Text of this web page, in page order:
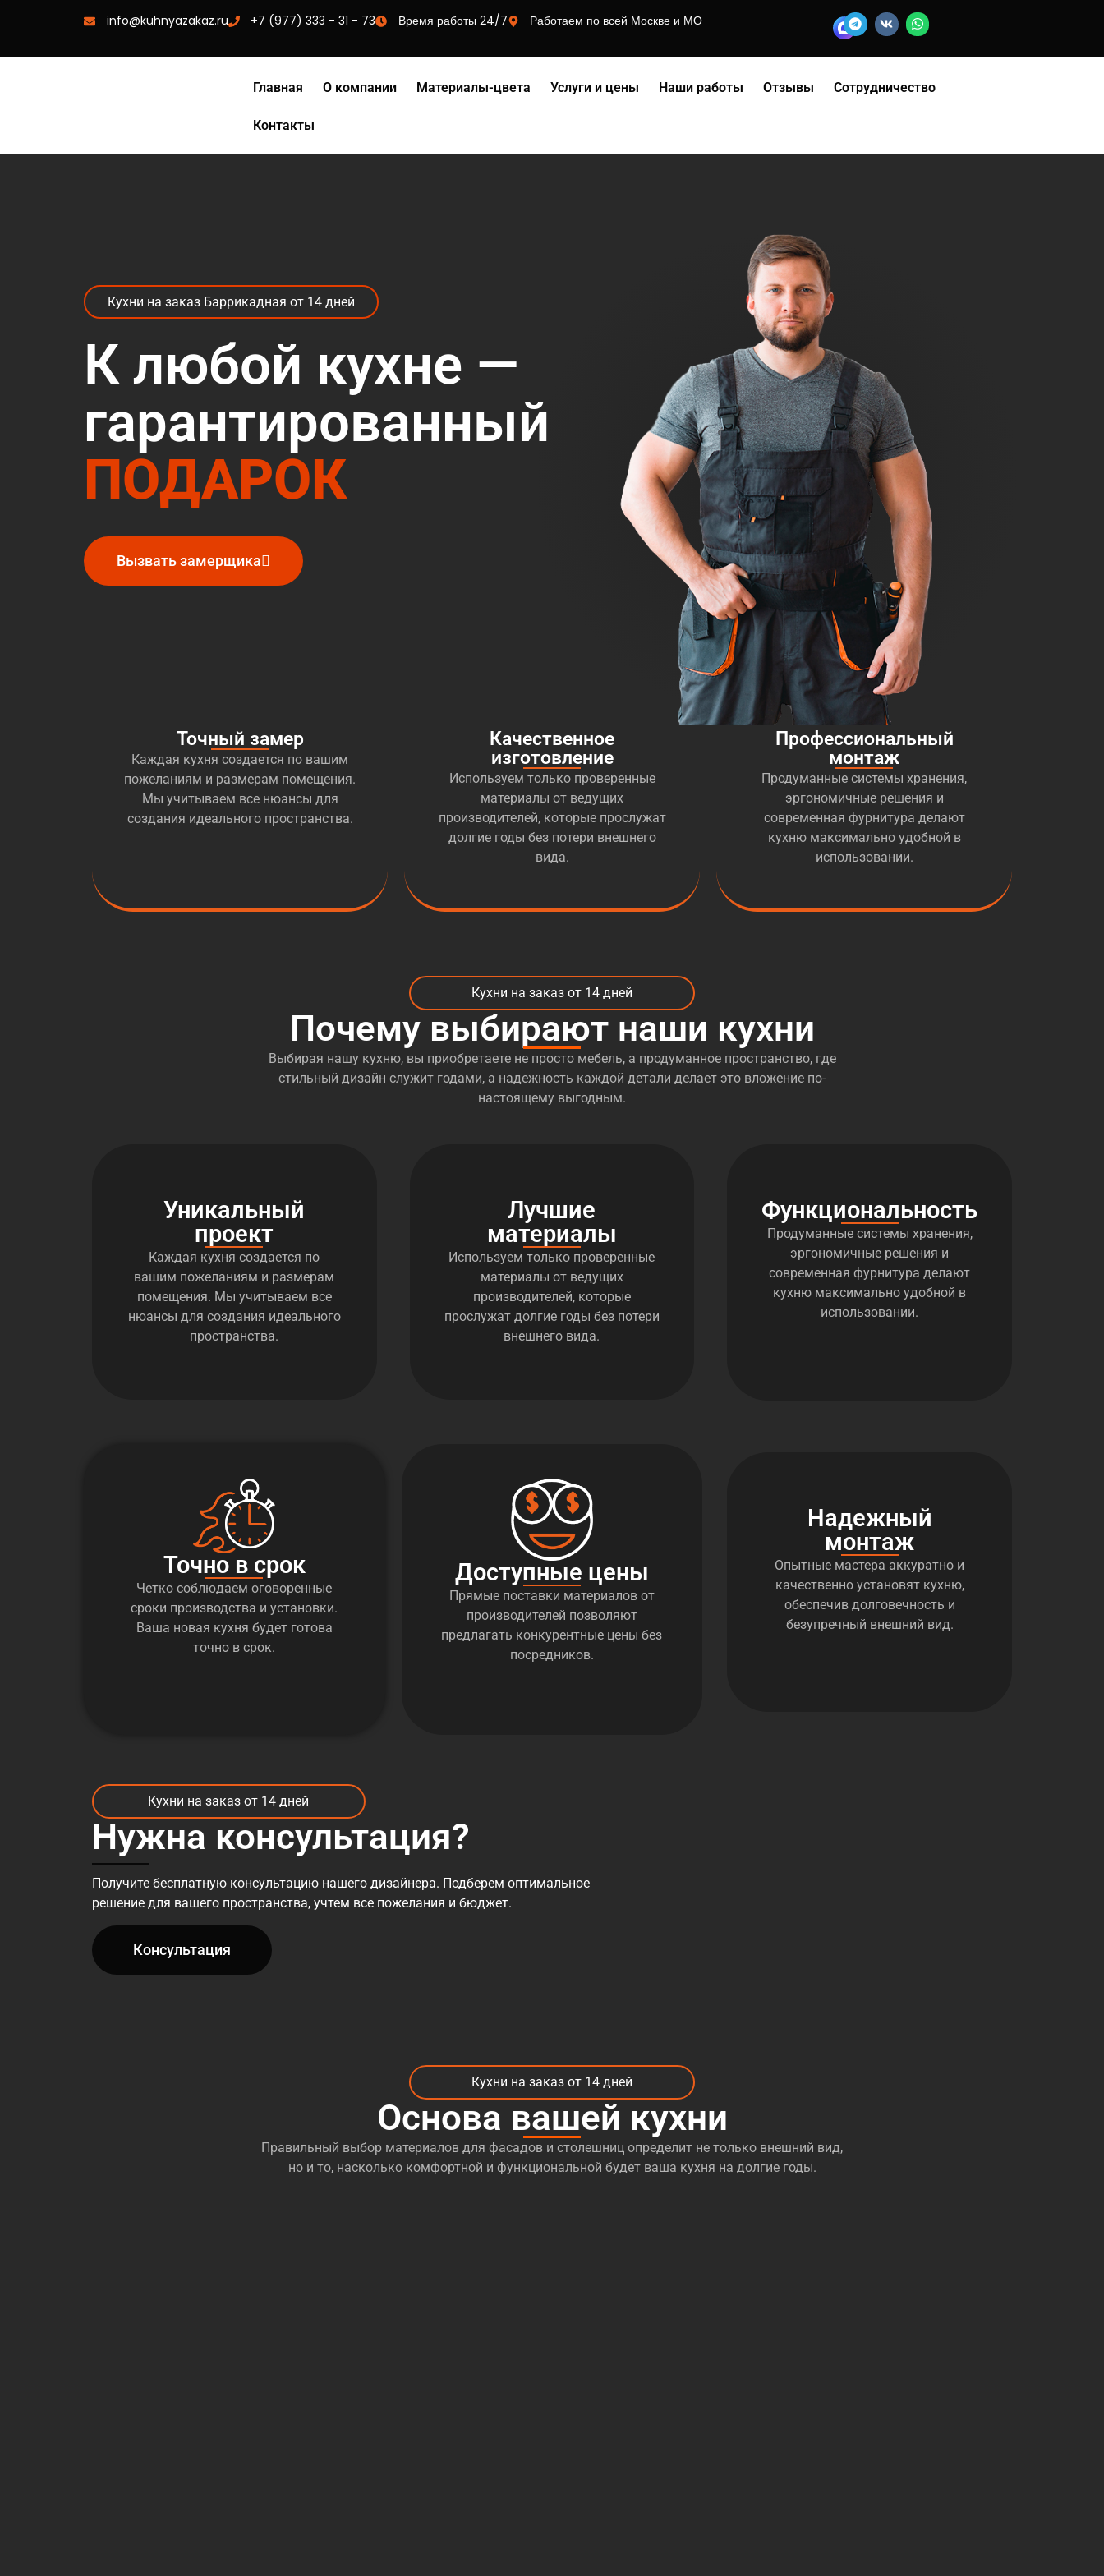
info@kuhnyazakaz.ru +7 (977) 333 - 31 - 73 Время работы 24/7 Работаем по всей Москве и МО
Главная О компании Материалы-цвета Услуги и цены Наши работы Отзывы Сотрудничество
Контакты
Кухни на заказ Баррикадная от 14 дней
К любой кухне —
гарантированный
ПОДАРОК
Вызвать замерщика
Точный замер
Каждая кухня создается по вашим
пожеланиям и размерам помещения.
Мы учитываем все нюансы для
создания идеального пространства.
Качественное
изготовление
Используем только проверенные
материалы от ведущих
производителей, которые прослужат
долгие годы без потери внешнего
вида.
Профессиональный
монтаж
Продуманные системы хранения,
эргономичные решения и
современная фурнитура делают
кухню максимально удобной в
использовании.
Кухни на заказ от 14 дней
Почему выбирают наши кухни
Выбирая нашу кухню, вы приобретаете не просто мебель, а продуманное пространство, где
стильный дизайн служит годами, а надежность каждой детали делает это вложение по-
настоящему выгодным.
Уникальный
проект
Каждая кухня создается по
вашим пожеланиям и размерам
помещения. Мы учитываем все
нюансы для создания идеального
пространства.
Лучшие
материалы
Используем только проверенные
материалы от ведущих
производителей, которые
прослужат долгие годы без потери
внешнего вида.
Функциональность
Продуманные системы хранения,
эргономичные решения и
современная фурнитура делают
кухню максимально удобной в
использовании.
Точно в срок
Четко соблюдаем оговоренные
сроки производства и установки.
Ваша новая кухня будет готова
точно в срок.
Доступные цены
Прямые поставки материалов от
производителей позволяют
предлагать конкурентные цены без
посредников.
Надежный
монтаж
Опытные мастера аккуратно и
качественно установят кухню,
обеспечив долговечность и
безупречный внешний вид.
Кухни на заказ от 14 дней
Нужна консультация?
Получите бесплатную консультацию нашего дизайнера. Подберем оптимальное
решение для вашего пространства, учтем все пожелания и бюджет.
Консультация
Кухни на заказ от 14 дней
Основа вашей кухни
Правильный выбор материалов для фасадов и столешниц определит не только внешний вид,
но и то, насколько комфортной и функциональной будет ваша кухня на долгие годы.